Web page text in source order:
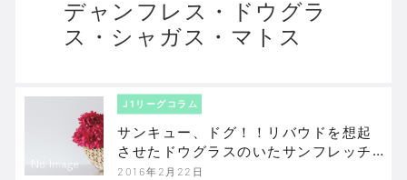
デャンフレス・ドウグラ
ス・シャガス・マトス
J1リーグコラム
サンキュー、ドグ！！リバウドを想起
させたドウグラスのいたサンフレッチ
ェの1年
2016年2月22日